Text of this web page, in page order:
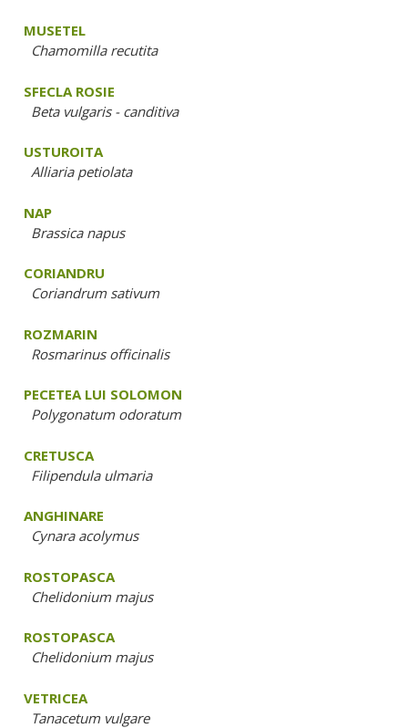
MUSETEL
Chamomilla recutita
SFECLA ROSIE
Beta vulgaris - canditiva
USTUROITA
Alliaria petiolata
NAP
Brassica napus
CORIANDRU
Coriandrum sativum
ROZMARIN
Rosmarinus officinalis
PECETEA LUI SOLOMON
Polygonatum odoratum
CRETUSCA
Filipendula ulmaria
ANGHINARE
Cynara acolymus
ROSTOPASCA
Chelidonium majus
ROSTOPASCA
Chelidonium majus
VETRICEA
Tanacetum vulgare